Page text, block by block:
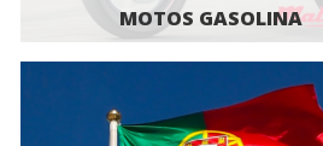
MOTOS GASOLINA